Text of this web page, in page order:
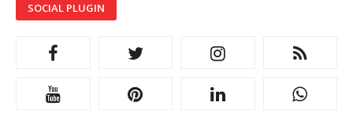
SOCIAL PLUGIN